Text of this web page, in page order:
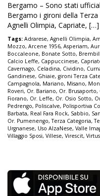
Bergamo – Sono stati
Bergamo i gironi della
Agnelli Olimpia, Capriate, […]
Tags: Adrarese, Agnelli Olimpia,
Mozzo, Arcene 1956, Asperiam,
Boccaleone, Bonate Sotto,
Calcio Leffe, Cappuccinese,
Cavernago, Celadina, Cividino,
Gandinese, Ghiaie, gironi Terza
Campagnola, Mariano, Misano,
Roveri, Or. Bariano, Or. Brusaporto,
Fiorano, Or. Leffe, Or. Osio Sotto,
Pedrengo, Poliscalve, Polisportiva
Barbata, Real Fara Rock, Sabbio,
Or. Pumenengo,Terza Categoria,
Urgnanese, Uso AlzaNese, Valle
Villaggio Sposi, Villese, Virescit,